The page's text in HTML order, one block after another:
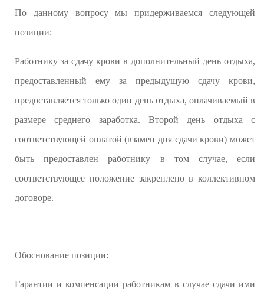
По данному вопросу мы придерживаемся следующей
позиции:
Работнику за сдачу крови в дополнительный день отдыха,
предоставленный ему за предыдущую сдачу крови,
предоставляется только один день отдыха, оплачиваемый в
размере среднего заработка. Второй день отдыха с
соответствующей оплатой (взамен дня сдачи крови) может
быть предоставлен работнику в том случае, если
соответствующее положение закреплено в коллективном
договоре.
Обоснование позиции:
Гарантии и компенсации работникам в случае сдачи ими